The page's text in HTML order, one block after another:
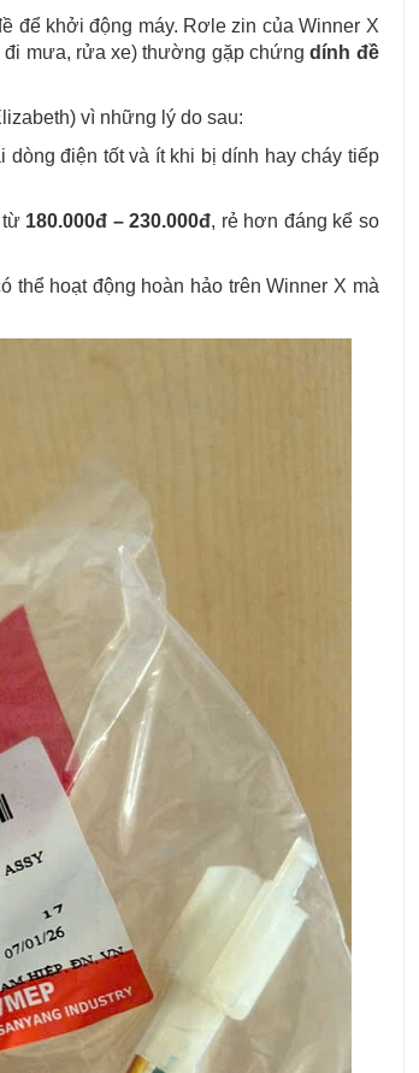
để khởi động máy. Rơle zin của Winner X
đi mưa, rửa xe) thường gặp chứngdính đề
vì những lý do sau:
điện tốt và ít khi bị dính hay cháy tiếp
từ 180.000đ – 230.000đ, rẻ hơn đáng kể so
thể hoạt động hoàn hảo trên Winner X mà